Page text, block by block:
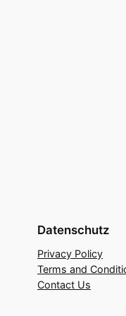
Datenschutz
Privacy Policy
Terms and
Contact Us